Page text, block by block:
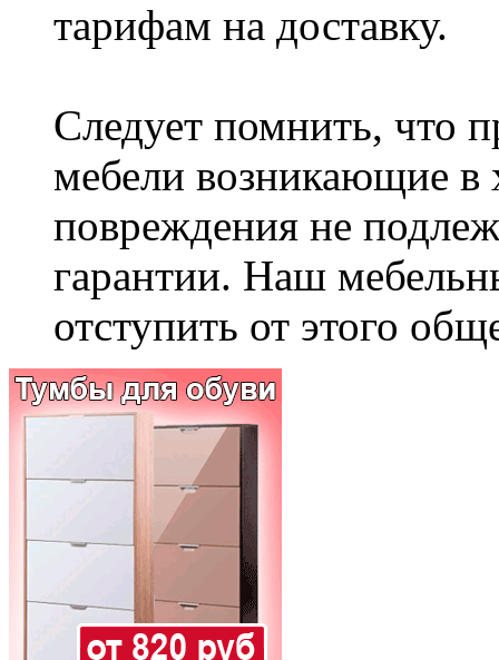
тарифам на доставку.
Следует помнить, что
мебели возникающие в
повреждения не
гарантии. Наш
отступить от этого